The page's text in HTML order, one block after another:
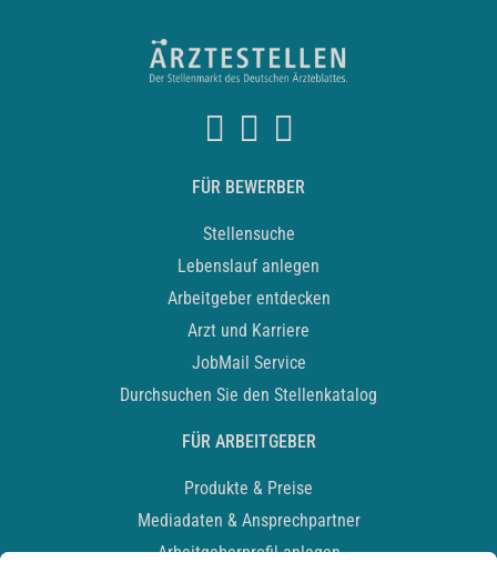
FÜR BEWERBER
Stellensuche
Lebenslauf anlegen
Arbeitgeber entdecken
Arzt und Karriere
JobMail Service
Durchsuchen Sie den Stellenkatalog
FÜR ARBEITGEBER
Produkte & Preise
Mediadaten & Ansprechpartner
Arbeitgeberprofil anlegen